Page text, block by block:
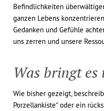
Befindlichkeiten
ganzen Lebens
Gedanken und Gefühle
uns zerren und unsere
Was bringt es
Wie bisher gezeigt,
Porzellankiste“ oder ein